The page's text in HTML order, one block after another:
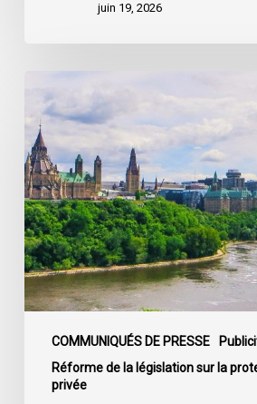
juin 19, 2026
COMMUNIQUÉS DE PRESSE
Réforme de la législation sur la
privée
société
civile
appelle
les
dirigeants
politiques
fédéraux
à
soumettre
partis